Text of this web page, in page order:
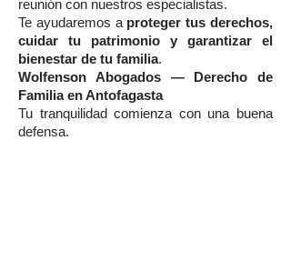
reunión con nuestros especialistas.
Te ayudaremos a proteger tus derechos,
cuidar tu patrimonio y garantizar el
bienestar de tu familia.
Wolfenson Abogados — Derecho de
Familia en Antofagasta
Tu tranquilidad comienza con una buena
defensa.